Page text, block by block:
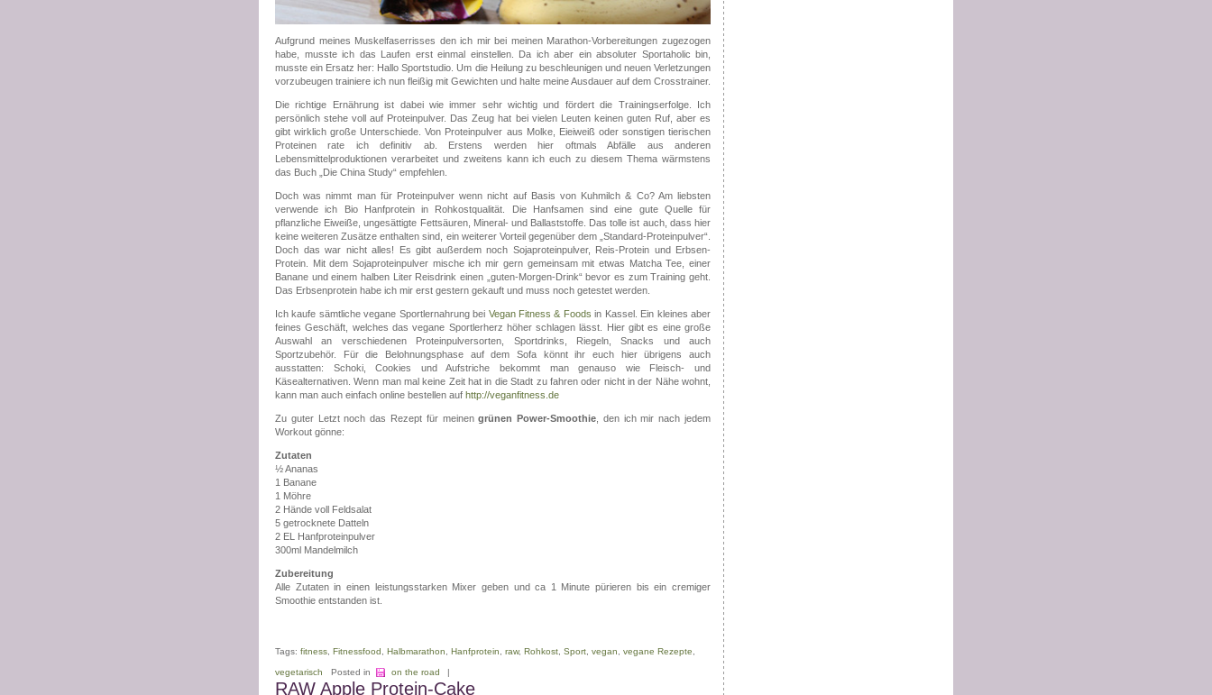
Aufgrund meines Muskelfaserrisses den ich mir bei meinen Marathon-Vorbereitungen zugezogen
habe, musste ich das Laufen erst einmal einstellen. Da ich aber ein absoluter Sportaholic bin,
musste ein Ersatz her: Hallo Sportstudio. Um die Heilung zu beschleunigen und neuen Verletzungen
vorzubeugen trainiere ich nun fleißig mit Gewichten und halte meine Ausdauer auf dem Crosstrainer.
Die richtige Ernährung ist dabei wie immer sehr wichtig und fördert die Trainingserfolge. Ich
persönlich stehe voll auf Proteinpulver. Das Zeug hat bei vielen Leuten keinen guten Ruf, aber es
gibt wirklich große Unterschiede. Von Proteinpulver aus Molke, Eieiweiß oder sonstigen tierischen
Proteinen rate ich definitiv ab. Erstens werden hier oftmals Abfälle aus anderen
Lebensmittelproduktionen verarbeitet und zweitens kann ich euch zu diesem Thema wärmstens
das Buch „Die China Study“ empfehlen.
Doch was nimmt man für Proteinpulver wenn nicht auf Basis von Kuhmilch & Co? Am liebsten
verwende ich Bio Hanfprotein in Rohkostqualität. Die Hanfsamen sind eine gute Quelle für
pflanzliche Eiweiße, ungesättigte Fettsäuren, Mineral- und Ballaststoffe. Das tolle ist auch, dass hier
keine weiteren Zusätze enthalten sind, ein weiterer Vorteil gegenüber dem „Standard-Proteinpulver“.
Doch das war nicht alles! Es gibt außerdem noch Sojaproteinpulver, Reis-Protein und Erbsen-
Protein. Mit dem Sojaproteinpulver mische ich mir gern gemeinsam mit etwas Matcha Tee, einer
Banane und einem halben Liter Reisdrink einen „guten-Morgen-Drink“ bevor es zum Training geht.
Das Erbsenprotein habe ich mir erst gestern gekauft und muss noch getestet werden.
Ich kaufe sämtliche vegane Sportlernahrung bei Vegan Fitness & Foods in Kassel. Ein kleines aber
feines Geschäft, welches das vegane Sportlerherz höher schlagen lässt. Hier gibt es eine große
Auswahl an verschiedenen Proteinpulversorten, Sportdrinks, Riegeln, Snacks und auch
Sportzubehör. Für die Belohnungsphase auf dem Sofa könnt ihr euch hier übrigens auch
ausstatten: Schoki, Cookies und Aufstriche bekommt man genauso wie Fleisch- und
Käsealternativen. Wenn man mal keine Zeit hat in die Stadt zu fahren oder nicht in der Nähe wohnt,
kann man auch einfach online bestellen auf http://veganfitness.de
Zu guter Letzt noch das Rezept für meinengrünen Power-Smoothie , den ich mir nach jedem
Workout gönne:
Zutaten
½ Ananas
1 Banane
1 Möhre
2 Hände voll Feldsalat
5 getrocknete Datteln
2 EL Hanfproteinpulver
300ml Mandelmilch
Zubereitung
Alle Zutaten in einen leistungsstarken Mixer geben und ca 1 Minute pürieren bis ein cremiger
Smoothie entstanden ist.
Tags: fitness Fitnessfood Halbmarathon Hanfprotein raw, Rohkost Sport vegan vegane Rezepte
vegetarisch Posted in on the road |
RAW Apple Protein-Cake